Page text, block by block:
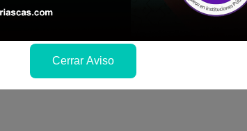
Cerrar Aviso